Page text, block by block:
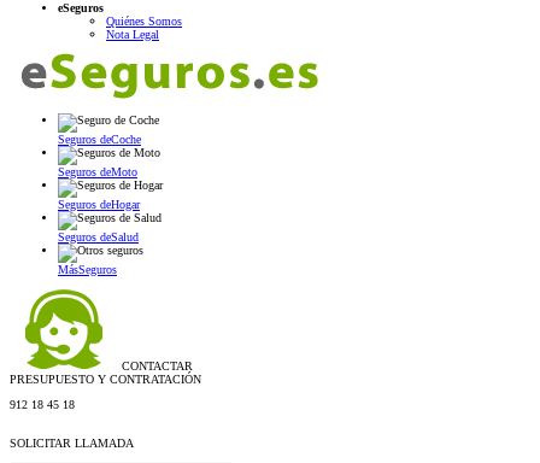
eSeguros
Quiénes Somos
Nota Legal
Seguros deCoche
Seguros deMoto
Seguros deHogar
Seguros deSalud
MásSeguros
CONTACTAR
PRESUPUESTO Y CONTRATACIÓN
912 18 45 18
SOLICITAR LLAMADA